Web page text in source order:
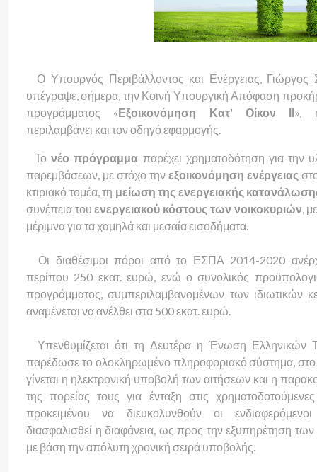
Ο Υπουργός Περιβάλλοντος και Ενέργειας, Γιώργος
υπέγραψε, σήμερα, την Κοινή Υπουργική Απόφαση
προγράμματος «Εξοικονόμηση Κατ' Οίκον ΙΙ»,
περιλαμβάνει και τον οδηγό εφαρμογής.
Τονέο πρόγραμμα παρέχει χρηματοδότηση για την
παρεμβάσεων, με στόχο την εξοικονόμηση ενέργειας
κτιριακό τομέα, τη μείωση της ενεργειακής
συνέπεια τουενεργειακού κόστους των νοικοκυριών,
μέριμνα για τα χαμηλά και μεσαία εισοδήματα.
Οι διαθέσιμοι πόροι από το ΕΣΠΑ 2014-2020
περίπου 250 εκατ. ευρώ, ενώ ο συνολικός
προγράμματος, συμπεριλαμβανομένων των ιδιωτικών
αναμένεται να ανέλθει στα 500 εκατ. ευρώ.
Υπενθυμίζεται ότι τη Δευτέρα η Ένωση Ελληνικών
παρέδωσε το ολοκληρωμένο πληροφοριακό σύστημα,
γίνεται η ηλεκτρονική υποβολή των αιτήσεων και η
της πορείας τους για ένταξη στις
προκειμένου να διευκολυνθούν οι
διασφαλισθεί η διαφάνεια, ως προς την εξυπηρέτηση
με βάση την απόλυτη χρονική σειρά υποβολής.